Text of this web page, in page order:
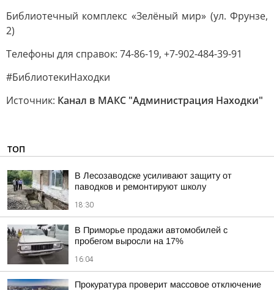
Библиотечный комплекс «Зелёный мир» (ул. Фрунзе,
2)
Телефоны для справок: 74-86-19, +7-902-484-39-91
#БиблиотекиНаходки
Источник: Канал в МАКС "Администрация Находки"
ТОП
В Лесозаводске усиливают защиту от
паводков и ремонтируют школу
18:30
В Приморье продажи автомобилей с
пробегом выросли на 17%
16:04
Прокуратура проверит массовое отключение